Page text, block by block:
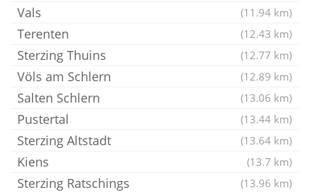
Vals (11.94 km)
Terenten (12.43 km)
Sterzing Thuins (12.77 km)
Völs am Schlern (12.89 km)
Salten Schlern (13.06 km)
Pustertal (13.44 km)
Sterzing Altstadt (13.64 km)
Kiens (13.7 km)
Sterzing Ratschings (13.96 km)